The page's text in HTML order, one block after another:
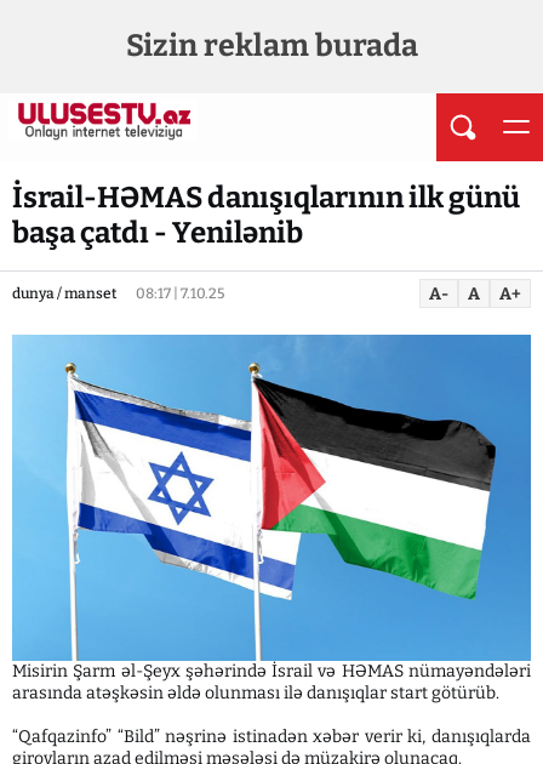
Sizin reklam burada
İsrail-HƏMAS danışıqlarının ilk günü
başa çatdı - Yenilənib
dunya / manset 08:17 | 7.10.25 A- A A+
Misirin Şarm əl-Şeyx şəhərində İsrail və HƏMAS nümayəndələri
arasında atəşkəsin əldə olunması ilə danışıqlar start götürüb.
“Qafqazinfo” “Bild” nəşrinə istinadən xəbər verir ki, danışıqlarda
girovların azad edilməsi məsələsi də müzakirə olunacaq.